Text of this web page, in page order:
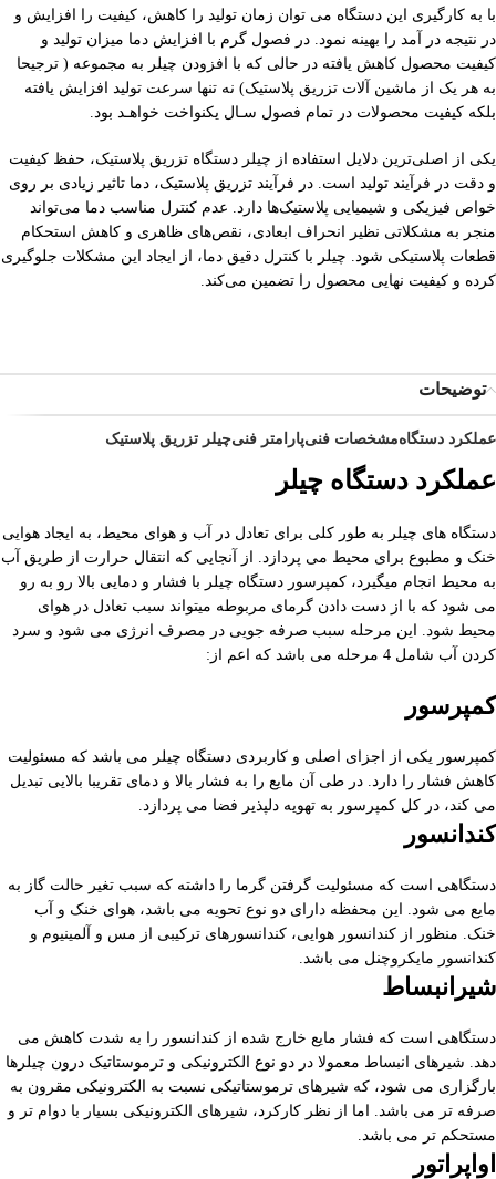
با به کارگیری این دستگاه می توان زمان تولید را کاهش، کیفیت را افزایش و
در نتیجه در آمد را بهینه نمود. در فصول گرم با افزایش دما میزان تولید و
کیفیت محصول کاهش یافته در حالی که با افزودن چیلر به مجموعه ( ترجیحا
به هر یک از ماشین آلات تزریق پلاستیک) نه تنها سرعت تولید افزایش یافته
بلکه کیفیت محصولات در تمام فصول سـال یکنواخت خواهـد بود.
یکی از اصلی‌ترین دلایل استفاده از چیلر دستگاه تزریق پلاستیک، حفظ کیفیت
و دقت در فرآیند تولید است. در فرآیند تزریق پلاستیک، دما تاثیر زیادی بر روی
خواص فیزیکی و شیمیایی پلاستیک‌ها دارد. عدم کنترل مناسب دما می‌تواند
منجر به مشکلاتی نظیر انحراف ابعادی، نقص‌های ظاهری و کاهش استحکام
قطعات پلاستیکی شود. چیلر با کنترل دقیق دما، از ایجاد این مشکلات جلوگیری
کرده و کیفیت نهایی محصول را تضمین می‌کند.
توضیحات
عملکرد دستگاهمشخصات فنیپارامتر فنیچیلر تزریق پلاستیک
عملکرد دستگاه چیلر
دستگاه های چیلر به طور کلی برای تعادل در آب و هوای محیط، به ایجاد هوایی
خنک و مطبوع برای محیط می پردازد. از آنجایی که انتقال حرارت از طریق آب
به محیط انجام میگیرد، کمپرسور دستگاه چیلر با فشار و دمایی بالا رو به رو
می شود که با از دست دادن گرمای مربوطه میتواند سبب تعادل در هوای
محیط شود. این مرحله سبب صرفه جویی در مصرف انرژی می شود و سرد
کردن آب شامل 4 مرحله می باشد که اعم از:
کمپرسور
کمپرسور یکی از اجزای اصلی و کاربردی دستگاه چیلر می باشد که مسئولیت
کاهش فشار را دارد. در طی آن مایع را به فشار بالا و دمای تقریبا بالایی تبدیل
می کند، در کل کمپرسور به تهویه دلپذیر فضا می پردازد.
کندانسور
دستگاهی است که مسئولیت گرفتن گرما را داشته که سبب تغیر حالت گاز به
مایع می شود. این محفظه دارای دو نوع تحویه می باشد، هوای خنک و آب
خنک. منظور از کندانسور هوایی، کندانسورهای ترکیبی از مس و آلمینیوم و
کندانسور مایکروچنل می باشد.
شیرانبساط
دستگاهی است که فشار مایع خارج شده از کندانسور را به شدت کاهش می
دهد. شیرهای انبساط معمولا در دو نوع الکترونیکی و ترموستاتیک درون چیلرها
بارگزاری می شود، که شیرهای ترموستاتیکی نسبت به الکترونیکی مقرون به
صرفه تر می باشد. اما از نظر کارکرد، شیرهای الکترونیکی بسیار با دوام تر و
مستحکم تر می باشد.
اواپراتور